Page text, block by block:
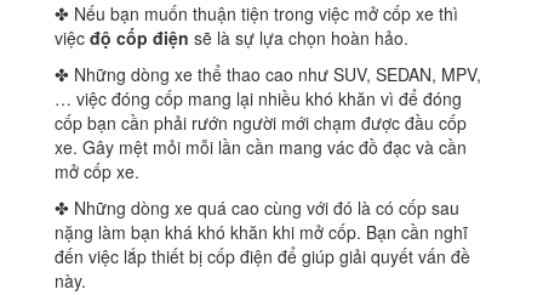
✤ Nếu bạn muốn thuận tiện trong việc mở cốp xe thì
việc độ cốp điện sẽ là sự lựa chọn hoàn hảo.
✤ Những dòng xe thể thao cao như SUV, SEDAN, MPV,
… việc đóng cốp mang lại nhiều khó khăn vì để đóng
cốp bạn cần phải rướn người mới chạm được đầu cốp
xe. Gây mệt mỏi mỗi lần cần mang vác đồ đạc và cần
mở cốp xe.
✤ Những dòng xe quá cao cùng với đó là có cốp sau
nặng làm bạn khá khó khăn khi mở cốp. Bạn cần nghĩ
đến việc lắp thiết bị cốp điện để giúp giải quyết vấn đề
này.